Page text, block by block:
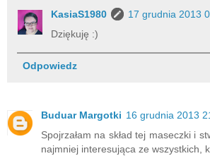
KasiaS1980
17 grudnia 2013
Dziękuję :)
Odpowiedz
Buduar Margotki 16 grudnia 2013
Spojrzałam na skład tej maseczki i
najmniej interesująca ze wszystkich,